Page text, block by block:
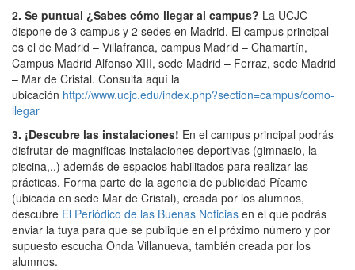
2. Se puntual ¿Sabes cómo llegar al campus? La UCJC
dispone de 3 campus y 2 sedes en Madrid. El campus principal
es el de Madrid – Villafranca, campus Madrid – Chamartín,
Campus Madrid Alfonso XIII, sede Madrid – Ferraz, sede Madrid
– Mar de Cristal. Consulta aquí la
ubicación http://www.ucjc.edu/index.php?section=campus/como-
llegar
3. ¡Descubre las instalaciones! En el campus principal podrás
disfrutar de magnificas instalaciones deportivas (gimnasio, la
piscina,..) además de espacios habilitados para realizar las
prácticas. Forma parte de la agencia de publicidad Pícame
(ubicada en sede Mar de Cristal), creada por los alumnos,
descubre El Periódico de las Buenas Noticias en el que podrás
enviar la tuya para que se publique en el próximo número y por
supuesto escucha Onda Villanueva, también creada por los
alumnos.